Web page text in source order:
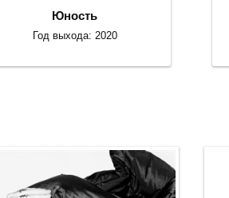
Юность
Год выхода: 2020